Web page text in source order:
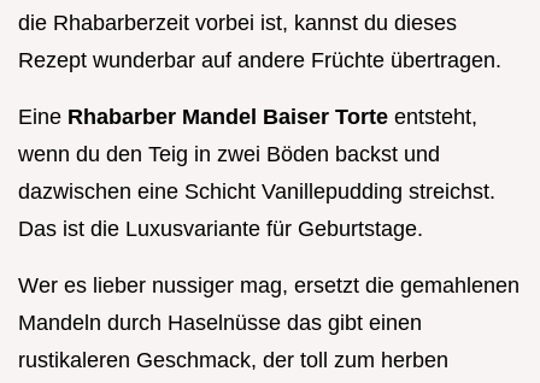
die Rhabarberzeit vorbei ist, kannst du dieses
Rezept wunderbar auf andere Früchte übertragen.
Eine Rhabarber Mandel Baiser Torte entsteht,
wenn du den Teig in zwei Böden backst und
dazwischen eine Schicht Vanillepudding streichst.
Das ist die Luxusvariante für Geburtstage.
Wer es lieber nussiger mag, ersetzt die gemahlenen
Mandeln durch Haselnüsse das gibt einen
rustikaleren Geschmack, der toll zum herben